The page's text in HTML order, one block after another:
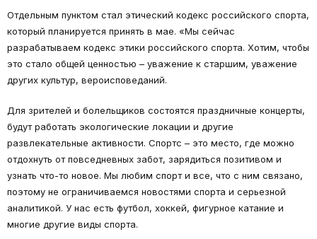
Отдельным пунктом стал этический кодекс российского спорта,
который планируется принять в мае. «Мы сейчас
разрабатываем кодекс этики российского спорта. Хотим, чтобы
это стало общей ценностью – уважение к старшим, уважение
других культур, вероисповеданий.
Для зрителей и болельщиков состоятся праздничные концерты,
будут работать экологические локации и другие
развлекательные активности. Спортс – это место, где можно
отдохнуть от повседневных забот, зарядиться позитивом и
узнать что-то новое. Мы любим спорт и все, что с ним связано,
поэтому не ограничиваемся новостями спорта и серьезной
аналитикой. У нас есть футбол, хоккей, фигурное катание и
многие другие виды спорта.